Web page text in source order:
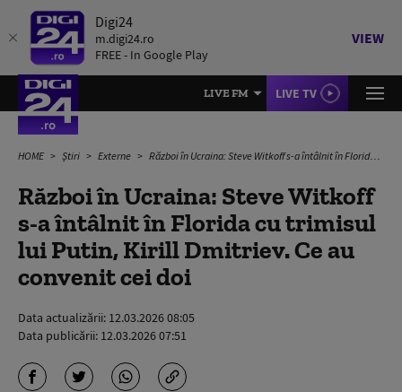
Digi24
m.digi24.ro
FREE - In Google Play
VIEW
LIVE FM LIVE TV
HOME Știri Externe Război în Ucraina: Steve Witkoff s-a întâlnit în Florida cu trimisul lui Putin, Kirill Dmitriev. Ce au convenit cei doi
Război în Ucraina: Steve Witkoff
s-a întâlnit în Florida cu trimisul
lui Putin, Kirill Dmitriev. Ce au
convenit cei doi
Data actualizării: 12.03.2026 08:05
Data publicării: 12.03.2026 07:51